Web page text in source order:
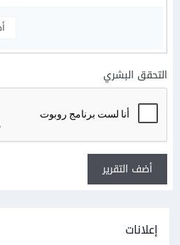
التحقق البشري
أضف التقرير
إعلانات